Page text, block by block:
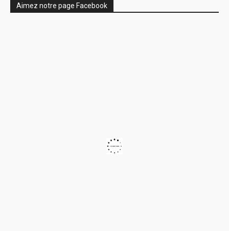
Aimez notre page Facebook